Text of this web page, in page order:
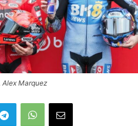
Marquez